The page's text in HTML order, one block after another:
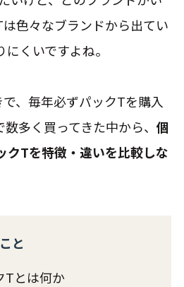
色々なブランドから出てい
くいですよね。
、毎年必ずパックTを購入
多く買ってきた中から、 個
クTを特徴・違いを比較しな
と
Tとは何か